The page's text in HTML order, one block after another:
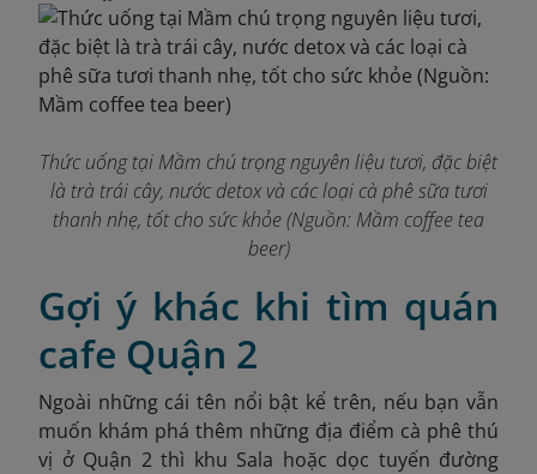
Thức uống tại Mầm chú trọng nguyên liệu tươi, đặc biệt
là trà trái cây, nước detox và các loại cà phê sữa tươi
thanh nhẹ, tốt cho sức khỏe(Nguồn: Mầm coffee tea
beer)
Gợi ý khác khi tìm quán
cafe Quận 2
Ngoài những cái tên nổi bật kể trên, nếu bạn vẫn
muốn khám phá thêm những địa điểm cà phê thú
vị ở Quận 2 thì khu Sala hoặc dọc tuyến đường